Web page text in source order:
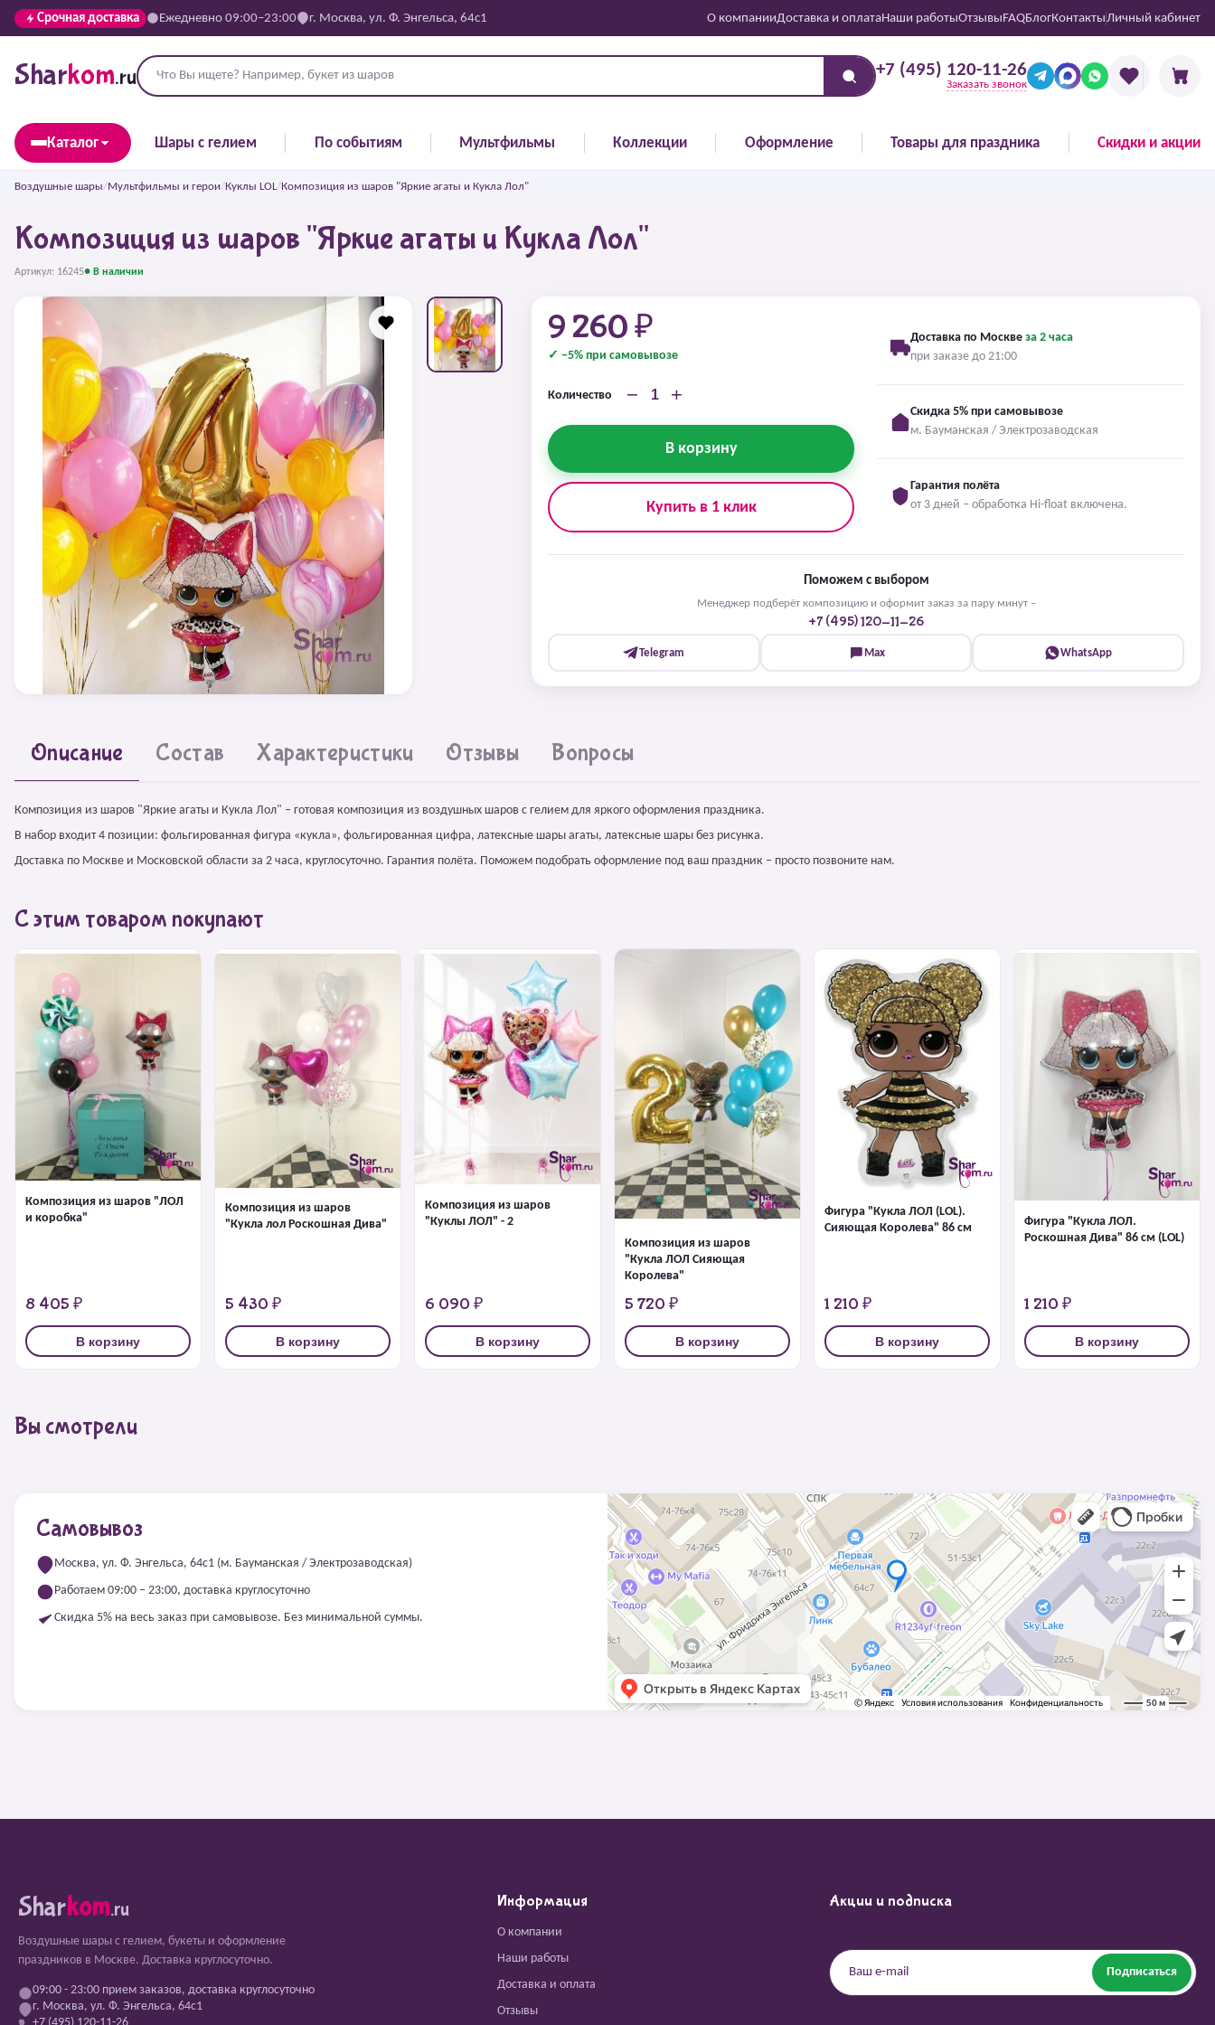
Срочная доставка Ежедневно 09:00–23:00 г. Москва, ул. Ф. Энгельса, 64с1 О компанииДоставка и оплатаНаши работыОтзывыFAQБлогКонтактыЛичный кабинет
Sharkom.ru +7 (495) 120-11-26
Заказать звонок
Каталог Шары с гелием По событиям Мультфильмы Коллекции Оформление Товары для праздника Скидки и акции
Воздушные шары/Мультфильмы и герои/Куклы LOL/Композиция из шаров "Яркие агаты и Кукла Лол"
Композиция из шаров "Яркие агаты и Кукла Лол"
Артикул: 16245● В наличии
9 260 ₽
✓ −5% при самовывозе
Количество − +
В корзину
Купить в 1 клик
Доставка по Москве за 2 часа
при заказе до 21:00
Скидка 5% при самовывозе
м. Бауманская / Электрозаводская
Гарантия полёта
от 3 дней – обработка Hi-float включена.
Поможем с выбором
Менеджер подберёт композицию и оформит заказ за пару минут –
+7 (495) 120-11-26
Telegram Max WhatsApp
Описание Состав Характеристики Отзывы Вопросы
Композиция из шаров "Яркие агаты и Кукла Лол" – готовая композиция из воздушных шаров с гелием для яркого оформления праздника.
В набор входит 4 позиции: фольгированная фигура «кукла», фольгированная цифра, латексные шары агаты, латексные шары без рисунка.
Доставка по Москве и Московской области за 2 часа, круглосуточно. Гарантия полёта. Поможем подобрать оформление под ваш праздник – просто позвоните нам.
С этим товаром покупают
Композиция из шаров "ЛОЛ
и коробка"
8 405 ₽
В корзину
Композиция из шаров
"Кукла лол Роскошная Дива"
5 430 ₽
В корзину
Композиция из шаров
"Куклы ЛОЛ" - 2
6 090 ₽
В корзину
Композиция из шаров
"Кукла ЛОЛ Сияющая
Королева"
5 720 ₽
В корзину
Фигура "Кукла ЛОЛ (LOL).
Сияющая Королева" 86 см
1 210 ₽
В корзину
Фигура "Кукла ЛОЛ.
Роскошная Дива" 86 см (LOL)
1 210 ₽
В корзину
Вы смотрели
Самовывоз
Москва, ул. Ф. Энгельса, 64с1 (м. Бауманская / Электрозаводская)
Работаем 09:00 – 23:00, доставка круглосуточно
Скидка 5% на весь заказ при самовывозе. Без минимальной суммы.
Sharkom.ru
Воздушные шары с гелием, букеты и оформление
праздников в Москве. Доставка круглосуточно.
09:00 - 23:00 прием заказов, доставка круглосуточно
г. Москва, ул. Ф. Энгельса, 64с1
Информация
О компании
Наши работы
Доставка и оплата
Отзывы
Акции и подписка
Подписаться